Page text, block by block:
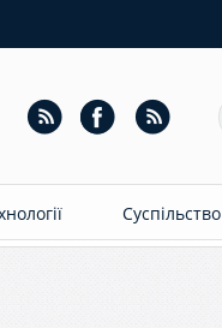
Суспільство